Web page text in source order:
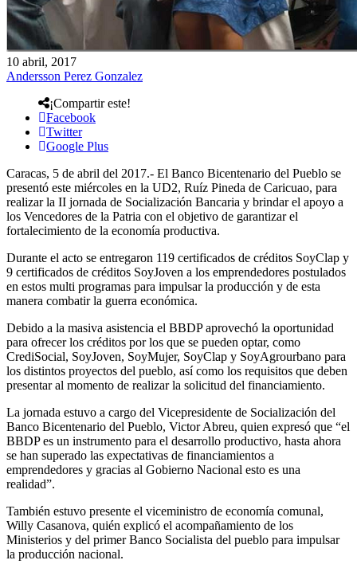
10 abril, 2017
Andersson Perez Gonzalez
¡Compartir este!
Facebook
Twitter
Google Plus
Caracas, 5 de abril del 2017.- El Banco Bicentenario del Pueblo se
presentó este miércoles en la UD2, Ruíz Pineda de Caricuao, para
realizar la II jornada de Socialización Bancaria y brindar el apoyo a
los Vencedores de la Patria con el objetivo de garantizar el
fortalecimiento de la economía productiva.
Durante el acto se entregaron 119 certificados de créditos SoyClap y
9 certificados de créditos SoyJoven a los emprendedores postulados
en estos multi programas para impulsar la producción y de esta
manera combatir la guerra económica.
Debido a la masiva asistencia el BBDP aprovechó la oportunidad
para ofrecer los créditos por los que se pueden optar, como
CrediSocial, SoyJoven, SoyMujer, SoyClap y SoyAgrourbano para
los distintos proyectos del pueblo, así como los requisitos que deben
presentar al momento de realizar la solicitud del financiamiento.
La jornada estuvo a cargo del Vicepresidente de Socialización del
Banco Bicentenario del Pueblo, Victor Abreu, quien expresó que “el
BBDP es un instrumento para el desarrollo productivo, hasta ahora
se han superado las expectativas de financiamientos a
emprendedores y gracias al Gobierno Nacional esto es una
realidad”.
También estuvo presente el viceministro de economía comunal,
Willy Casanova, quién explicó el acompañamiento de los
Ministerios y del primer Banco Socialista del pueblo para impulsar
la producción nacional.